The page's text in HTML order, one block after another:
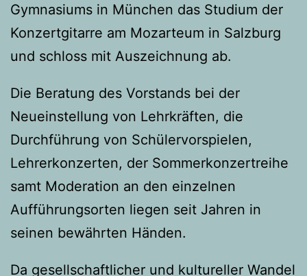
Gymnasiums in München das Studium der
Konzertgitarre am Mozarteum in Salzburg
und schloss mit Auszeichnung ab.
Die Beratung des Vorstands bei der
Neueinstellung von Lehrkräften, die
Durchführung von Schülervorspielen,
Lehrerkonzerten, der Sommerkonzertreihe
samt Moderation an den einzelnen
Aufführungsorten liegen seit Jahren in
seinen bewährten Händen.
Da gesellschaftlicher und kultureller Wandel